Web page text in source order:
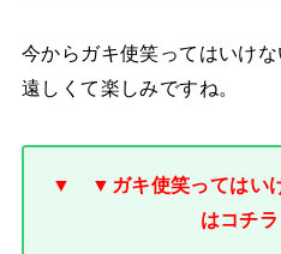
今からガキ使笑ってはいけ
遠しくて楽しみですね。
▼ ▼ガキ使笑ってはい
はコチ